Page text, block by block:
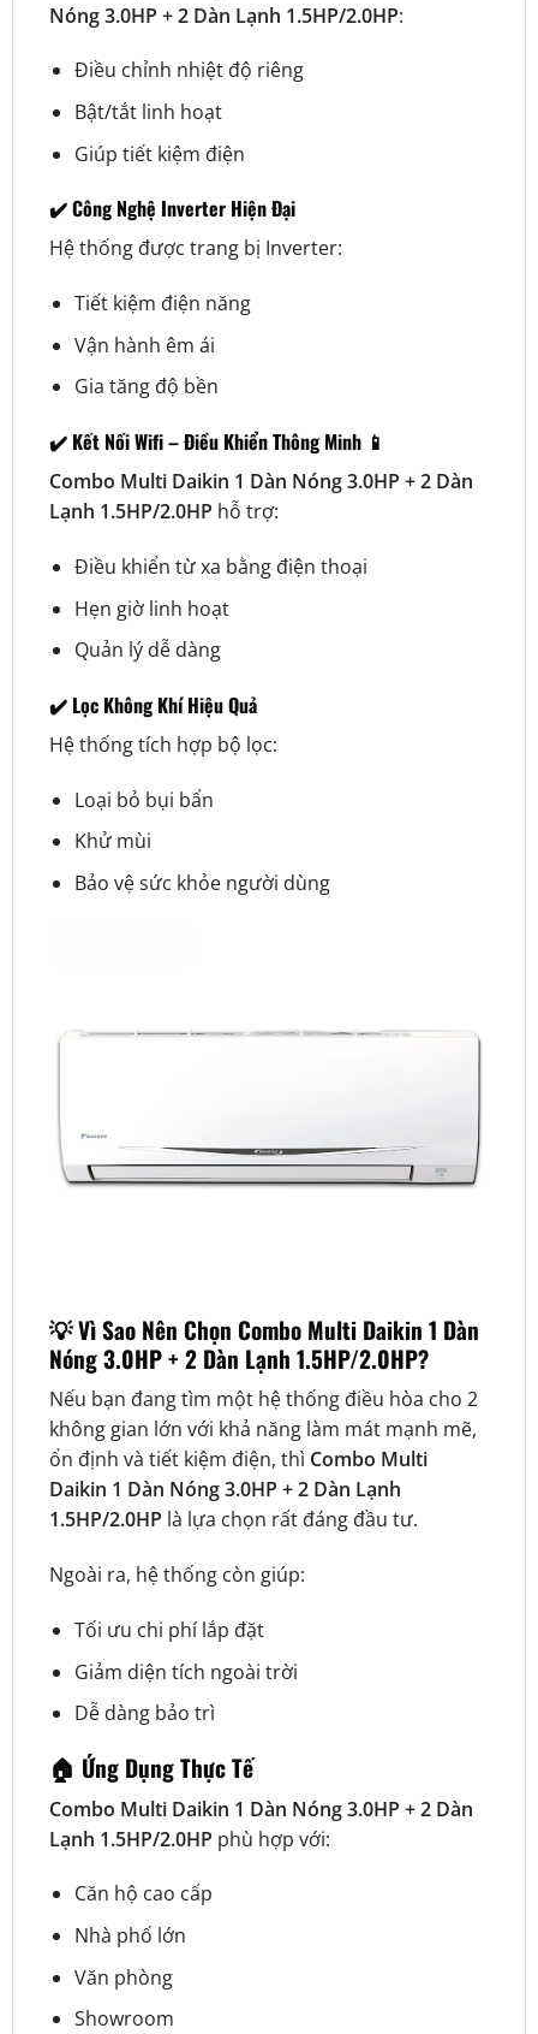
Nóng 3.0HP + 2 Dàn Lạnh 1.5HP/2.0HP:
Điều chỉnh nhiệt độ riêng
Bật/tắt linh hoạt
Giúp tiết kiệm điện
✔️ Công Nghệ Inverter Hiện Đại
Hệ thống được trang bị Inverter:
Tiết kiệm điện năng
Vận hành êm ái
Gia tăng độ bền
✔️ Kết Nối Wifi – Điều Khiển Thông Minh 📱
Combo Multi Daikin 1 Dàn Nóng 3.0HP + 2 Dàn
Lạnh 1.5HP/2.0HP hỗ trợ:
Điều khiển từ xa bằng điện thoại
Hẹn giờ linh hoạt
Quản lý dễ dàng
✔️ Lọc Không Khí Hiệu Quả
Hệ thống tích hợp bộ lọc:
Loại bỏ bụi bẩn
Khử mùi
Bảo vệ sức khỏe người dùng
💡 Vì Sao Nên Chọn Combo Multi Daikin 1 Dàn
Nóng 3.0HP + 2 Dàn Lạnh 1.5HP/2.0HP?
Nếu bạn đang tìm một hệ thống điều hòa cho 2
không gian lớn với khả năng làm mát mạnh mẽ,
ổn định và tiết kiệm điện, thì Combo Multi
Daikin 1 Dàn Nóng 3.0HP + 2 Dàn Lạnh
1.5HP/2.0HP là lựa chọn rất đáng đầu tư.
Ngoài ra, hệ thống còn giúp:
Tối ưu chi phí lắp đặt
Giảm diện tích ngoài trời
Dễ dàng bảo trì
🏠 Ứng Dụng Thực Tế
Combo Multi Daikin 1 Dàn Nóng 3.0HP + 2 Dàn
Lạnh 1.5HP/2.0HP phù hợp với:
Căn hộ cao cấp
Nhà phố lớn
Văn phòng
Showroom